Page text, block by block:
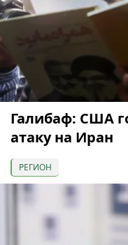
Галибаф: США
атаку на Иран
РЕГИОН